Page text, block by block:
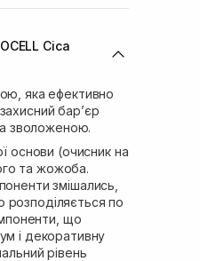
Немає в наявності!
Немає в наявності!
Cica
яка ефективно
бар’єр
зволоженою.
основи (очисник на
та жожоба.
змішались,
розподіляється по
що
і декоративну
рівень